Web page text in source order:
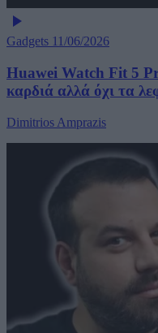
Gadgets 11/06/2026
Huawei Watch Fit 5
καρδιά αλλά όχι τα
Dimitrios Amprazis